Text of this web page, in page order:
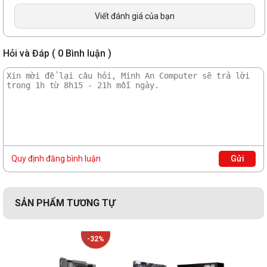
Khe cắm M.2 (Key M), kiểu 2242/2260/2280 (hỗ
trợ chế độ PCIe 3.0 x4 & SATA)
4 x cổng SATA 6Gb / s
* Khe cắm M.2 chia sẻ băng thông với cổng
SATA6G_4. Khi một thiết bị ở chế độ SATA được
cài đặt trên khe M.2, không thể sử dụng cổng
USB
4 x cổng USB 2.0 (4 x Type-A)
1 x đầu cắm USB 3.2 Gen 1 hỗ trợ thêm 2 cổng
USB 3.2 Gen 1
1 x đầu cắm USB 2.0 hỗ trợ thêm 2 cổng USB 2.0
Âm thanh vòm Realtek 7.1 CODEC Âm thanh độ
Viết đánh giá của bạn
Hỏi và Đáp ( 0 Bình luận )
Quy định đăng bình luận Gửi
SẢN PHẨM TƯƠNG TỰ
-32%